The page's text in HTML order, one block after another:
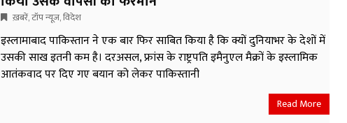
ख़बरें,टॉप न्यूज़,विदेश
इस्लामाबाद पाकिस्तान ने एक बार फिर साबित किया है कि क्यों दुनियाभर के देशों में
उसकी साख इतनी कम है। दरअसल, फ्रांस के राष्ट्रपति इमैनुएल मैक्रों के इस्लामिक
आतंकवाद पर दिए गए बयान को लेकर पाकिस्तानी
Read More